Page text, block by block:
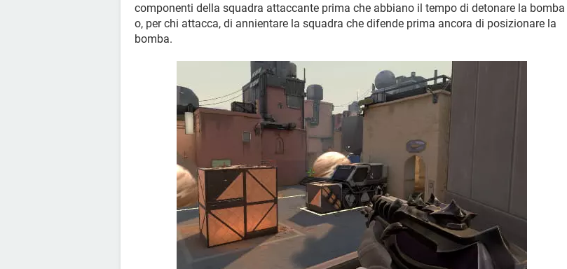
componenti della squadra attaccante prima che abbiano il tempo di detonare la bomba
o, per chi attacca, di annientare la squadra che difende prima ancora di posizionare la
bomba.